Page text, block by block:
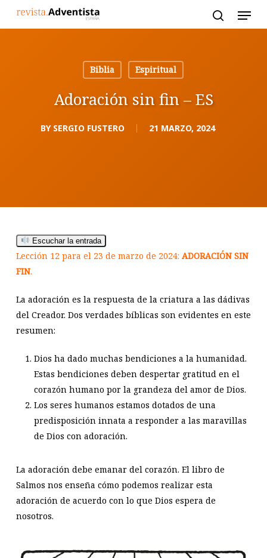
Biblia
Espiritual
Adoración sin fin – ES
BY SERGIO FUSTERO 21 MARZO, 2024
Escuchar la entrada
Lección 12 para el 23 de marzo de 2024: ADORACIÓN SIN
FIN.
La adoración es la respuesta de la criatura a las dádivas
del Creador. Dos verdades bíblicas son evidentes en este
resumen:
Dios ha dado muchas bendiciones a la humanidad.
Estas bendiciones deben despertar gratitud en el
corazón humano por la grandeza del amor de Dios.
Los seres humanos estamos dotados de una
predisposición innata a responder a las maravillas
de Dios con adoración.
La adoración debe emanar del corazón. El libro de
Salmos nos enseña cómo podemos realizar esta
adoración de acuerdo con lo que Dios espera de
nosotros.